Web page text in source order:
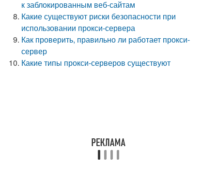
к заблокированным веб-сайтам
Какие существуют риски безопасности при
использовании прокси-сервера
Как проверить, правильно ли работает прокси-
сервер
Какие типы прокси-серверов существуют